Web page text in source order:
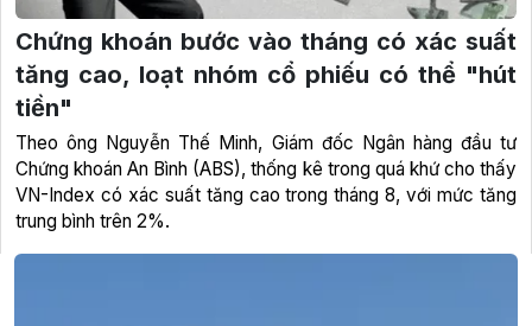
Chứng khoán bước vào tháng có xác suất
tăng cao, loạt nhóm cổ phiếu có thể "hút
tiền"
Theo ông Nguyễn Thế Minh, Giám đốc Ngân hàng đầu tư
Chứng khoán An Bình (ABS), thống kê trong quá khứ cho thấy
VN-Index có xác suất tăng cao trong tháng 8, với mức tăng
trung bình trên 2%.